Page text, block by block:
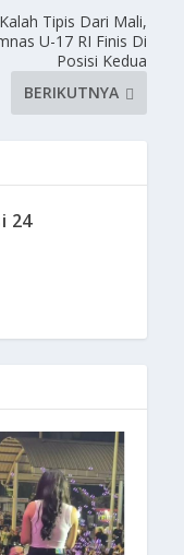
Kalah Tipis Dari Mali,
U-17 RI Finis Di
Posisi Kedua
BERIKUTNYA
24